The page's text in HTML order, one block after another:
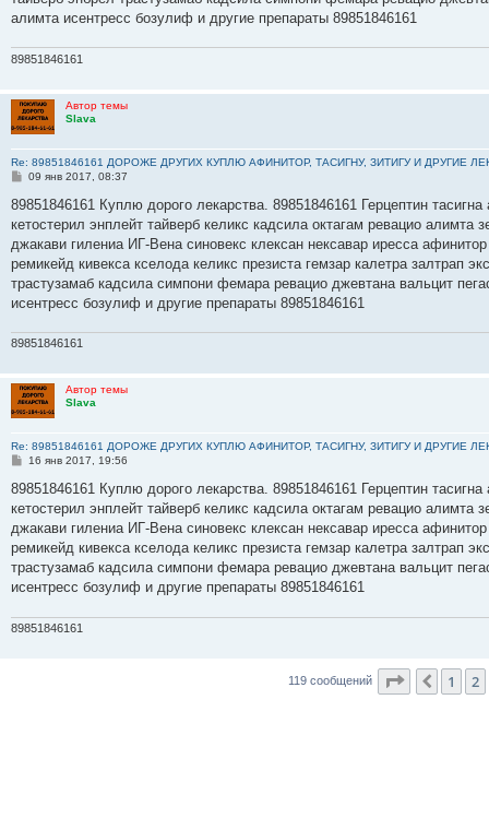
алимта исентресс бозулиф и другие препараты 89851846161
89851846161
Автор темы
Slava
Re: 89851846161 ДОРОЖЕ ДРУГИХ КУПЛЮ АФИНИТОР, ТАСИГНУ, ЗИТИГУ И ДРУГИЕ
С
о
щ
е
и
е
09 янв 2017, 08:37
89851846161 Куплю дорого лекарства. 89851846161 Герцептин тасигна
кетостерил энплейт тайверб келикс кадсила октагам ревацио алимта
джакави гилениа ИГ-Вена синовекс клексан нексавар иресса
ремикейд кивекса кселода келикс презиста гемзар калетра залтрап
трастузамаб кадсила симпони фемара ревацио джевтана вальцит
исентресс бозулиф и другие препараты 89851846161
89851846161
Автор темы
Slava
Re: 89851846161 ДОРОЖЕ ДРУГИХ КУПЛЮ АФИНИТОР, ТАСИГНУ, ЗИТИГУ И ДРУГИЕ
С
о
щ
е
и
е
16 янв 2017, 19:56
89851846161 Куплю дорого лекарства. 89851846161 Герцептин тасигна
кетостерил энплейт тайверб келикс кадсила октагам ревацио алимта
джакави гилениа ИГ-Вена синовекс клексан нексавар иресса
ремикейд кивекса кселода келикс презиста гемзар калетра залтрап
трастузамаб кадсила симпони фемара ревацио джевтана вальцит
исентресс бозулиф и другие препараты 89851846161
89851846161
119 сообщений Страница3
Пред.
1 2